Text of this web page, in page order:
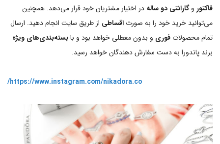
فاکتور وگارانتی دو ساله در اختیار مشتریان خود قرار می‌دهد. همچنین
می‌توانید خرید خود را به صورت اقساطی از طریق سایت انجام دهید. ارسال
تمام محصولات فوری و بدون معطلی خواهد بود و بابسته‌بندی‌های ویژه
برند پاندورا به دست سفارش دهندگان خواهد رسید.
https://www.instagram.com/nikadora.co/